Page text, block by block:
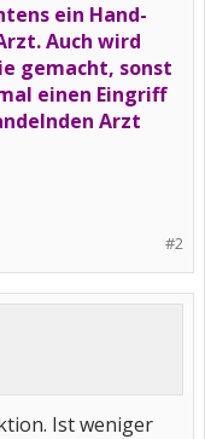
ein Hand-
Auch wird
gemacht, sonst
einen Eingriff
Arzt
#2
Ist weniger